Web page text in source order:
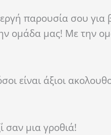
παρουσία σου για
ομάδα μας! Με την
είναι άξιοι
σαν μια γροθιά!